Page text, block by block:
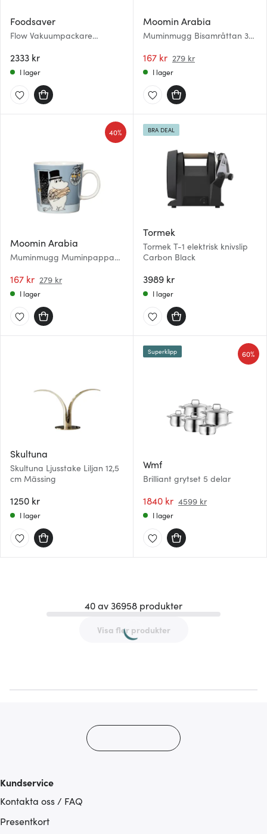
Foodsaver
Flow Vakuumpackare
2333 kr
I lager
Moomin Arabia
Muminmugg Bisamråttan 30
167 kr 279 kr
I lager
Moomin Arabia
Muminmugg Muminpappan
167 kr 279 kr
40%
I lager
Tormek
Tormek T-1 elektrisk knivslip
Carbon Black
3989 kr
BRA DEAL
I lager
Skultuna
Skultuna Ljusstake Liljan 12,5
cm Mässing
1250 kr
I lager
Wmf
Brilliant grytset 5 delar
1840 kr 4599 kr
60%
Superklipp
I lager
40 av 36958 produkter
Visa fler produkter
Kundservice
Kontakta oss / FAQ
Presentkort